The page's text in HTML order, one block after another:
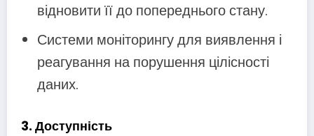
відновити її до попереднього стану.
Системи моніторингу для виявлення і
реагування на порушення цілісності
даних.
3. Доступність